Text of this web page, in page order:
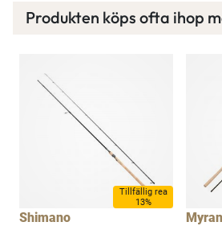
Bättre priser, fri frakt på alla
varje månad och mycket mer.
Produkten köps ofta ihop
Tillfällig rea
13%
Shimano Myran